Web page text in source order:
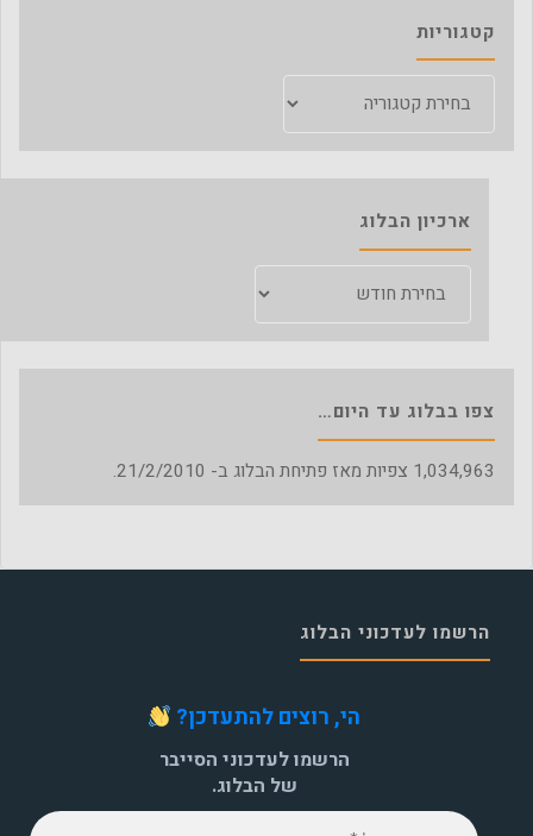
קטגוריות
ארכיון הבלוג
צפו בבלוג עד היום…
1,034,963 צפיות מאז פתיחת הבלוג ב- 21/2/2010.
הרשמו לעדכוני הבלוג
הי, רוצים להתעדכן?
הרשמו לעדכוני הסייבר
של הבלוג.